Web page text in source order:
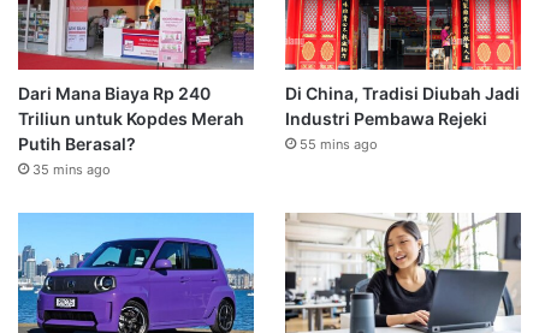
Dari Mana Biaya Rp 240
Triliun untuk Kopdes Merah
Putih Berasal?
35 mins ago
Di China, Tradisi Diubah Jadi
Industri Pembawa Rejeki
55 mins ago